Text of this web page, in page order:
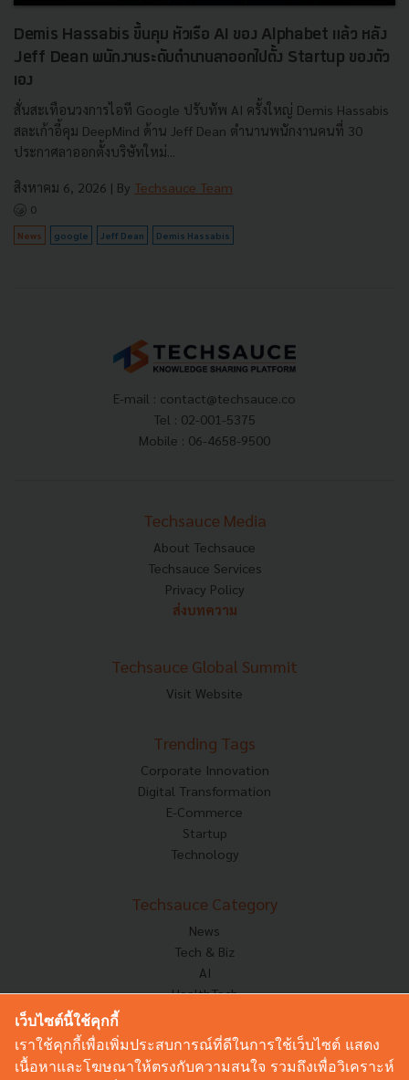
Demis Hassabis ขึ้นคุม หัวเรือ AI ของ Alphabet แล้ว หลัง
Jeff Dean พนักงานระดับตำนานลาออกไปตั้ง Startup ของตัว
เอง
สั่นสะเทือนวงการไอที Google ปรับทัพ AI ครั้งใหญ่ Demis Hassabis
สละเก้าอี้คุม DeepMind ด้าน Jeff Dean ตำนานพนักงานคนที่ 30
ประกาศลาออกตั้งบริษัทใหม่...
สิงหาคม 6, 2026 | By Techsauce Team
0
News google Jeff Dean Demis Hassabis
E-mail : contact@techsauce.co
Tel : 02-001-5375
Mobile : 06-4658-9500
Techsauce Media
About Techsauce
Techsauce Services
Privacy Policy
ส่งบทความ
Techsauce Global Summit
Visit Website
Trending Tags
Corporate Innovation
Digital Transformation
E-Commerce
Startup
Technology
Techsauce Category
News
Tech & Biz
AI
HealthTech
Corp Innov
Saucy Thoughts
เว็บไซต์นี้ใช้คุกกี้
เราใช้คุกกี้เพื่อเพิ่มประสบการณ์ที่ดีในการใช้เว็บไซต์ แสดง
เนื้อหาและโฆษณาให้ตรงกับความสนใจ รวมถึงเพื่อวิเคราะห์